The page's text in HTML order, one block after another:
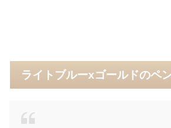
ライトブルーxゴールドのペ